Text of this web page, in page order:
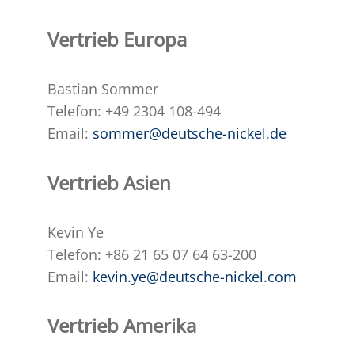
Vertrieb Europa
Bastian Sommer
Telefon: +49 2304 108-494
Email: sommer@deutsche-nickel.de
Vertrieb Asien
Kevin Ye
Telefon: +86 21 65 07 64 63-200
Email: kevin.ye@deutsche-nickel.com
Vertrieb Amerika